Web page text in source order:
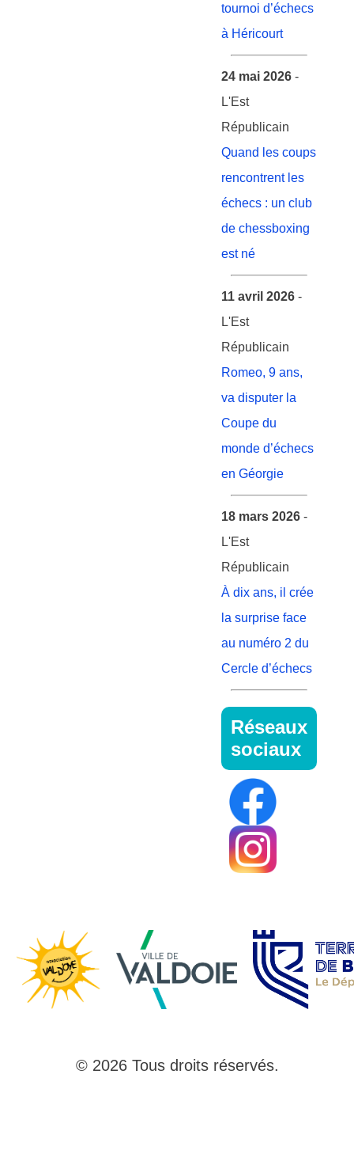
tournoi d’échecs
à Héricourt
24 mai 2026 -
L'Est
Républicain
Quand les coups
rencontrent les
échecs : un club
de chessboxing
est né
11 avril 2026 -
L'Est
Républicain
Romeo, 9 ans,
va disputer la
Coupe du
monde d’échecs
en Géorgie
18 mars 2026 -
L'Est
Républicain
À dix ans, il crée
la surprise face
au numéro 2 du
Cercle d’échecs
Réseaux
sociaux
© 2026 Tous droits réservés.